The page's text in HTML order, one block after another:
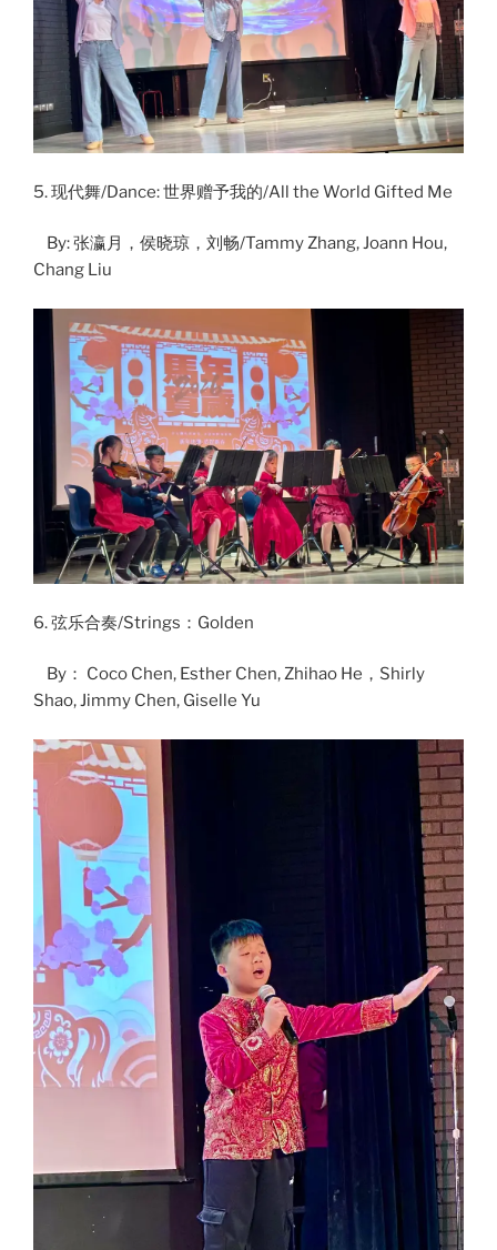
5. 现代舞/Dance: 世界赠予我的/All the World Gifted Me
By: 张瀛月，侯晓琼，刘畅/Tammy Zhang, Joann Hou,
Chang Liu
6. 弦乐合奏/Strings：Golden
By： Coco Chen, Esther Chen, Zhihao He，Shirly
Shao, Jimmy Chen, Giselle Yu